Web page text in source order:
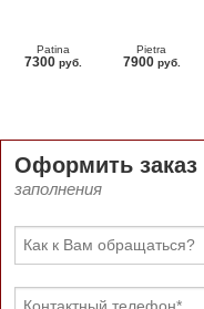
Patina
7300 руб.
Pietra
7900 руб.
Оформить заказ
заполнения